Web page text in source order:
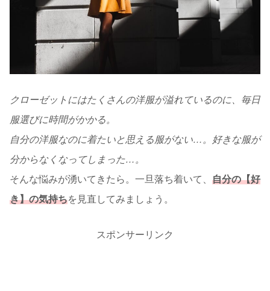
クローゼットにはたくさんの洋服が溢れているのに、毎日
服選びに時間がかかる。
自分の洋服なのに着たいと思える服がない…。好きな服が
分からなくなってしまった…。
そんな悩みが湧いてきたら。一旦落ち着いて、 自分の【好
き】の気持ちを見直してみましょう。
スポンサーリンク